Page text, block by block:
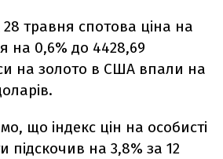
травня спотова ціна на
на 0,6% до 4428,69
на золото в США впали на
що індекс цін на особисті
підскочив на 3,8% за 12